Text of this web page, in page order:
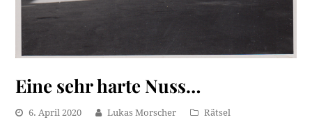
Eine sehr harte Nuss…
6. April 2020 Lukas Morscher Rätsel